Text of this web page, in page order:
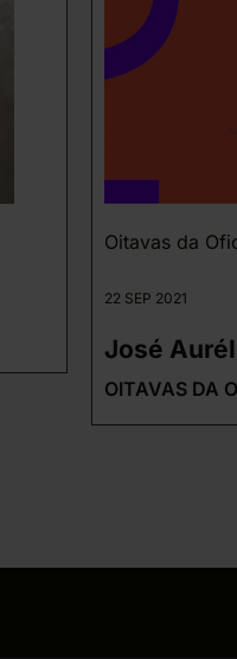
Oitavas da
22 SEP 2021
José
OITAVAS DA